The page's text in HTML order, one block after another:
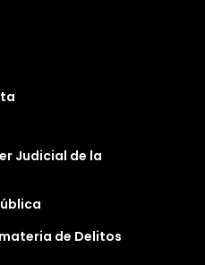
Judicial de la
de Delitos